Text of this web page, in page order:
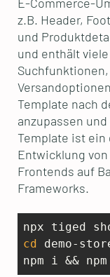
z.B. Header,
und
und enthält
Template nach
anzupassen
Template ist
Entwicklung
Frontends auf
Frameworks.
cd
demo-
npm i &&